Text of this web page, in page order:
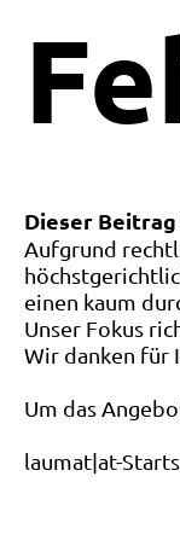
Dieser
Aufgrund
einen kaum
Unser Fokus
Wir danken für
Um das
laumat|at-